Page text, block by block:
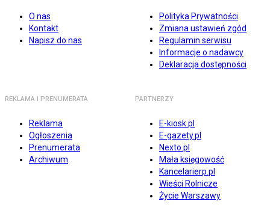
O nas
Kontakt
Napisz do nas
Polityka Prywatności
Zmiana ustawień zgód
Regulamin serwisu
Informacje o nadawcy
Deklaracja dostępności
REKLAMA I PRENUMERATA
Reklama
Ogłoszenia
Prenumerata
Archiwum
PARTNERZY
E-kiosk.pl
E-gazety.pl
Nexto.pl
Mała księgowość
Kancelarierp.pl
Wieści Rolnicze
Życie Warszawy